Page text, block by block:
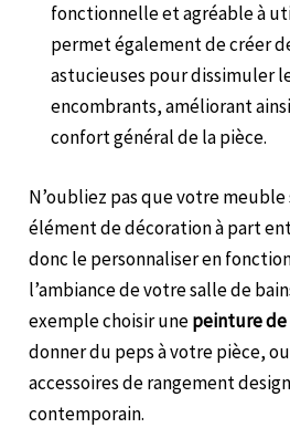
fonctionnelle et agréable à
permet également de créer
astucieuses pour dissimuler
encombrants, améliorant
confort général de la pièce.
N’oubliez pas que votre meuble
élément de décoration à part
donc le personnaliser en
l’ambiance de votre salle de
exemple choisir unepeinture
donner du peps à votre pièce,
accessoires de rangement
contemporain.